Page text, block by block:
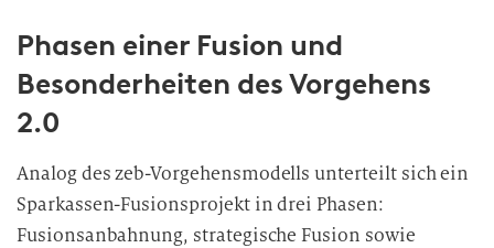
Phasen einer Fusion und
Besonderheiten des Vorgehens
2.0
Analog des zeb-Vorgehensmodells unterteilt sich ein
Sparkassen-Fusionsprojekt in drei Phasen:
Fusionsanbahnung, strategische Fusion sowie